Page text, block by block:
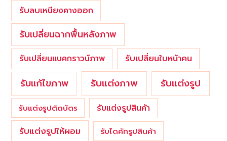
รับลบเหนียงคางออก
รับเปลี่ยนฉากพื้นหลังภาพ
รับเปลี่ยนแบคกราวน์ภาพ รับเปลี่ยนใบหน้าคน
รับแก้ไขภาพ รับแต่งภาพ รับแต่งรูป
รับแต่งรูปติดบัตร รับแต่งรูปสินค้า
รับแต่งรูปให้ผอม รับไดคัทรูปสินค้า